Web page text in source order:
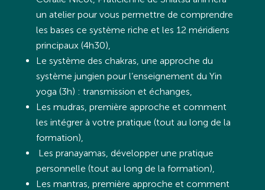
un atelier pour vous permettre de comprendre
les bases ce système riche et les 12 méridiens
principaux (4h30),
Le système des chakras, une approche du
système jungien pour l’enseignement du Yin
yoga (3h) : transmission et échanges,
Les mudras, première approche et comment
les intégrer à votre pratique (tout au long de la
formation),
Les pranayamas, développer une pratique
personnelle (tout au long de la formation),
Les mantras, première approche et comment